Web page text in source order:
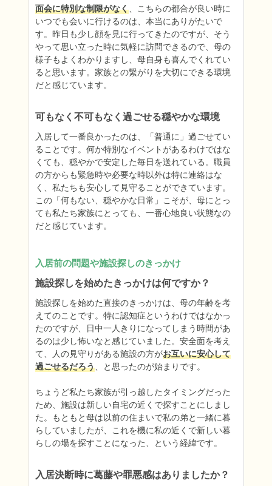
面会に特別な制限がなく、こちらの都合が良い時に
いつでも会いに行けるのは、本当にありがたいで
す。昨日も少し顔を見に行ってきたのですが、そう
やって思い立った時に気軽に訪問できるので、母の
様子もよくわかりますし、母自身も喜んでくれてい
ると思います。家族との繋がりを大切にできる環境
だと感じています。
可もなく不可もなく過ごせる穏やかな環境
入居して一番良かったのは、「普通に」過ごせてい
ることです。何か特別なイベントがあるわけではな
くても、穏やかで安定した毎日を送れている。職員
の方からも緊急時や必要な時以外は特に連絡はな
く、私たちも安心して見守ることができています。
この「何もない、穏やかな日常」こそが、母にとっ
ても私たち家族にとっても、一番心地良い状態なの
だと感じています。
入居前の問題や施設探しのきっかけ
施設探しを始めたきっかけは何ですか？
施設探しを始めた直接のきっかけは、母の年齢を考
えてのことです。特に認知症というわけではなかっ
たのですが、日中一人きりになってしまう時間があ
るのは少し怖いなと感じていました。安全面を考え
て、人の見守りがある施設の方がお互いに安心して
過ごせるだろう、と思ったのが始まりです。
ちょうど私たち家族が引っ越したタイミングだった
ため、施設は新しい自宅の近くで探すことにしまし
た。もともと母は以前の住まいで私の弟と一緒に暮
らしていましたが、これを機に私の近くで新しい暮
らしの場を探すことになった、という経緯です。
入居決断時に葛藤や罪悪感はありましたか？